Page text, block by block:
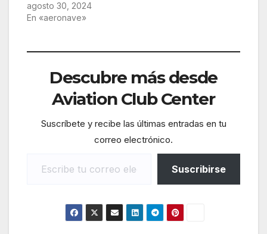
agosto 30, 2024
En «aeronave»
Descubre más desde
Aviation Club Center
Suscríbete y recibe las últimas entradas en tu
correo electrónico.
Suscribirse